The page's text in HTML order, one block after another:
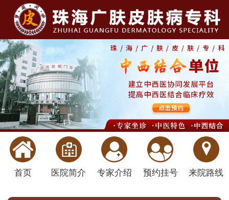
首页 医院简介 专家介绍 预约挂号 来院路线